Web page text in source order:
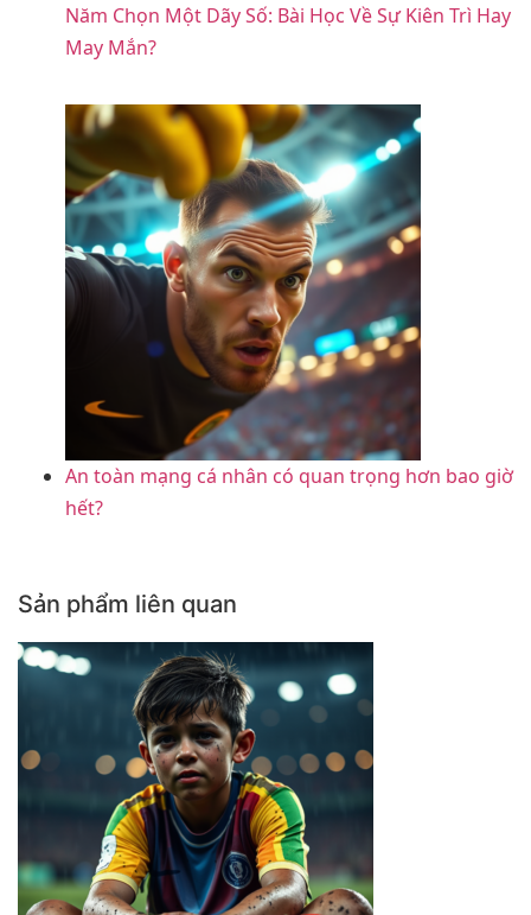
Năm Chọn Một Dãy Số: Bài Học Về Sự Kiên Trì Hay
May Mắn?
An toàn mạng cá nhân có quan trọng hơn bao giờ
hết?
Sản phẩm liên quan